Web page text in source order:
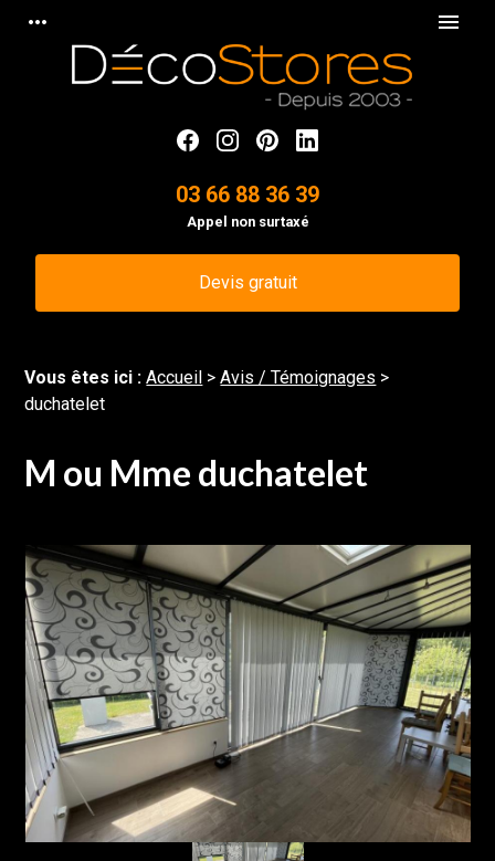
more_horiz menu
03 66 88 36 39
Appel non surtaxé
Devis gratuit
Vous êtes ici :Accueil >Avis / Témoignages >
duchatelet
M ou Mme duchatelet